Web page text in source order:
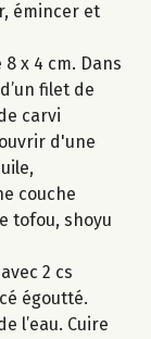
émincer et
x 4 cm. Dans
filet de
carvi
d'une
couche
tofou, shoyu
2 cs
égoutté.
l’eau. Cuire